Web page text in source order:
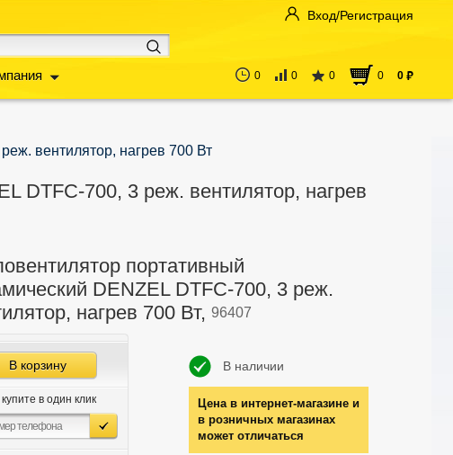
Вход/Регистрация
0 0 0 0 0 руб
вентилятор, нагрев 700 Вт
DTFC-700, 3 реж. вентилятор, нагрев
портативный
DENZEL DTFC-700, 3 реж.
нагрев 700 Вт, 96407
В наличии
Цена в интернет-магазине и
в розничных магазинах
может отличаться
В корзину
в один клик